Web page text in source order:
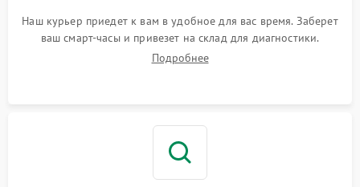
Наш курьер приедет к вам в удобное для вас время. Заберет
ваш смарт-часы и привезет на склад для диагностики.
Подробнее